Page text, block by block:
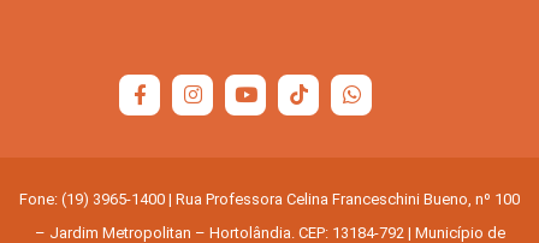
Fone: (19) 3965-1400 | Rua Professora Celina Franceschini Bueno, nº 100
– Jardim Metropolitan – Hortolândia. CEP: 13184-792 | Município de